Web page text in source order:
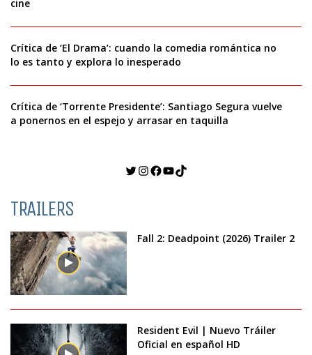
cine
Crítica de ‘El Drama’: cuando la comedia romántica no
lo es tanto y explora lo inesperado
Crítica de ‘Torrente Presidente’: Santiago Segura vuelve
a ponernos en el espejo y arrasar en taquilla
Twitter
Instagram
Facebook
YouTube
TikTok
TRAILERS
Fall 2: Deadpoint (2026) Trailer 2
Resident Evil | Nuevo Tráiler
Oficial en español HD